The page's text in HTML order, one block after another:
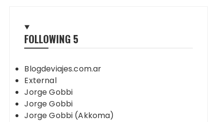
FOLLOWING 5
Blogdeviajes.com.ar
External
Jorge Gobbi
Jorge Gobbi
Jorge Gobbi (Akkoma)